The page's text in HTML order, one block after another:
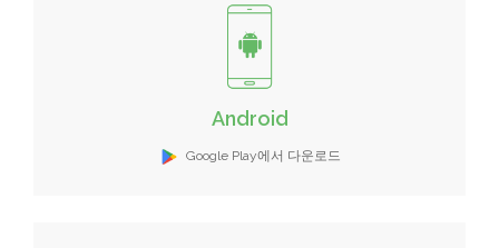
Android
Google Play에서 다운로드